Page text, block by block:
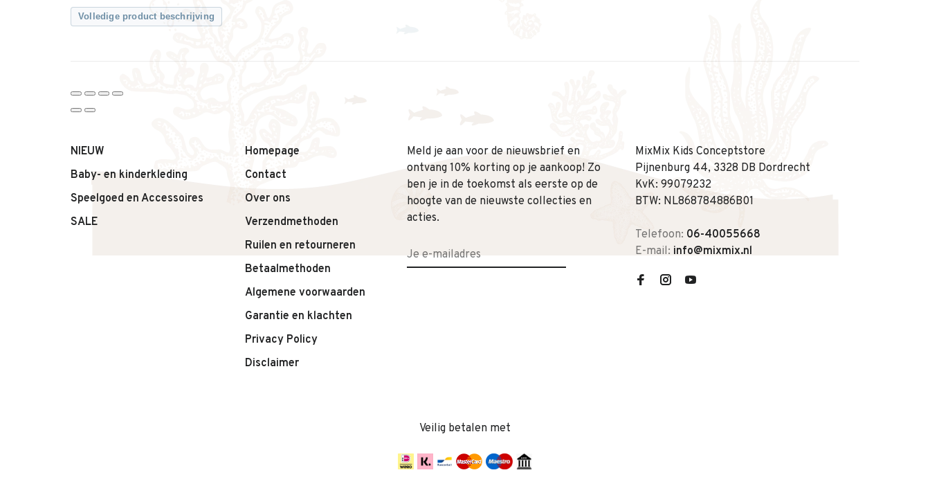
Volledige product beschrijving
NIEUW
Baby- en kinderkleding
Speelgoed en Accessoires
SALE
Homepage
Contact
Over ons
Verzendmethoden
Ruilen en retourneren
Betaalmethoden
Algemene voorwaarden
Garantie en klachten
Privacy Policy
Disclaimer
Meld je aan voor de nieuwsbrief en
ontvang 10% korting op je aankoop! Zo
ben je in de toekomst als eerste op de
hoogte van de nieuwste collecties en
acties.
MixMix Kids Conceptstore
Pijnenburg 44, 3328 DB Dordrecht
KvK: 99079232
BTW: NL868784886B01
Telefoon: 06-40055668
E-mail: info@mixmix.nl
Veilig betalen met